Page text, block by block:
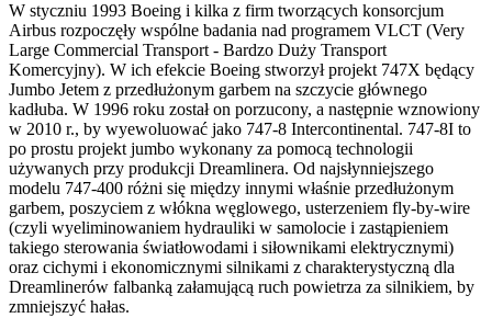
W styczniu 1993 Boeing i kilka z firm tworzących konsorcjum
Airbus rozpoczęły wspólne badania nad programem VLCT (Very
Large Commercial Transport - Bardzo Duży Transport
Komercyjny). W ich efekcie Boeing stworzył projekt 747X będący
Jumbo Jetem z przedłużonym garbem na szczycie głównego
kadłuba. W 1996 roku został on porzucony, a następnie wznowiony
w 2010 r., by wyewoluować jako 747-8 Intercontinental. 747-8I to
po prostu projekt jumbo wykonany za pomocą technologii
używanych przy produkcji Dreamlinera. Od najsłynniejszego
modelu 747-400 różni się między innymi właśnie przedłużonym
garbem, poszyciem z włókna węglowego, usterzeniem fly-by-wire
(czyli wyeliminowaniem hydrauliki w samolocie i zastąpieniem
takiego sterowania światłowodami i siłownikami elektrycznymi)
oraz cichymi i ekonomicznymi silnikami z charakterystyczną dla
Dreamlinerów falbanką załamującą ruch powietrza za silnikiem, by
zmniejszyć hałas.